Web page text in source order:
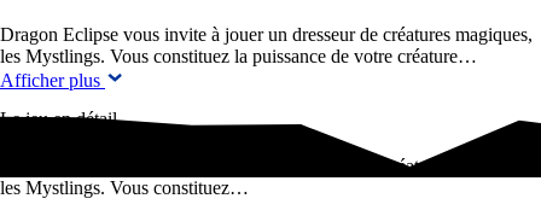
Dragon Eclipse vous invite à jouer un dresseur de créatures magiques,
les Mystlings. Vous constituez la puissance de votre créature…
Afficher plus
Le jeu en détail
Dragon Eclipse vous invite à jouer un dresseur de créatures magiques,
les Mystlings. Vous constituez…